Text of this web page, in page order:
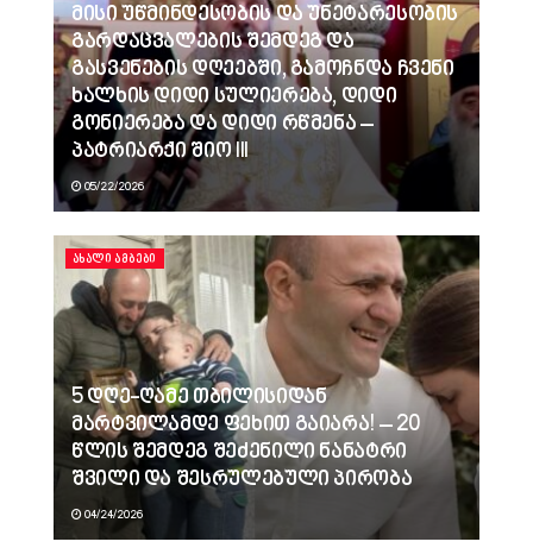
მისი უწმინდესობის და უნეტარესობის
გარდაცვალების შემდეგ და
გასვენების დღეებში, გამოჩნდა ჩვენი
ხალხის დიდი სულიერება, დიდი
გონიერება და დიდი რწმენა –
პატრიარქი შიო III
05/22/2026
ᲐᲮᲐᲚᲘ ᲐᲛᲑᲔᲑᲘ
5 დღე-ღამე თბილისიდან
მარტვილამდე ფეხით გაიარა! – 20
წლის შემდეგ შეძენილი ნანატრი
შვილი და შესრულებული პირობა
04/24/2026